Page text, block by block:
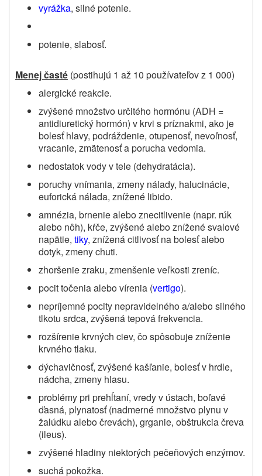
vyrážka, silné potenie.
potenie, slabosť.
Menej časté (postihujú 1 až 10 používateľov z 1 000)
alergické reakcie.
zvýšené množstvo určitého hormónu (ADH =
antidiuretický hormón) v krvi s príznakmi, ako je
bolesť hlavy, podráždenie, otupenosť, nevoľnosť,
vracanie, zmätenosť a porucha vedomia.
nedostatok vody v tele (dehydratácia).
poruchy vnímania, zmeny nálady, halucinácie,
euforická nálada, znížené libido.
amnézia, brnenie alebo znecitlivenie (napr. rúk
alebo nôh), kŕče, zvýšené alebo znížené svalové
napätie, tiky, znížená citlivosť na bolesť alebo
dotyk, zmeny chuti.
zhoršenie zraku, zmenšenie veľkosti zreníc.
pocit točenia alebo vírenia (vertigo).
nepríjemné pocity nepravidelného a/alebo silného
tlkotu srdca, zvýšená tepová frekvencia.
rozšírenie krvných ciev, čo spôsobuje zníženie
krvného tlaku.
dýchavičnosť, zvýšené kašľanie, bolesť v hrdle,
nádcha, zmeny hlasu.
problémy pri prehĺtaní, vredy v ústach, boľavé
ďasná, plynatosť (nadmerné množstvo plynu v
žalúdku alebo črevách), grganie, obštrukcia čreva
(ileus).
zvýšené hladiny niektorých pečeňových enzýmov.
suchá pokožka.